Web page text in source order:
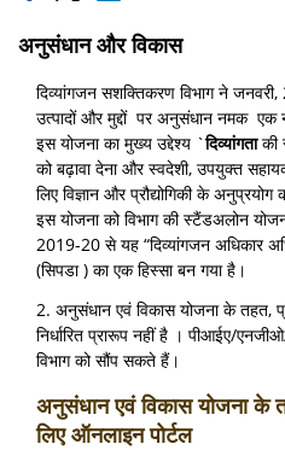
अनुसंधान और विकास
दिव्यांगजन सशक्तिकरण विभाग ने जनवरी,
उत्पादों और मुद्दों पर अनुसंधान नमक एक
इस योजना का मुख्य उद्देश्य `दिव्यांगताकी
को बढ़ावा देना और स्वदेशी, उपयुक्त
लिए विज्ञान और प्रौद्योगिकी के
इस योजना को विभाग की स्टैंडअलोन
2019-20 से यह “दिव्यांगजन अधिकार
(सिपडा ) का एक हिस्सा बन गया है।
2. अनुसंधान एवं विकास योजना के तहत,
निर्धारित प्रारूप नहीं है । पीआईए/
विभाग को सौंप सकते हैं।
अनुसंधान एवं विकास योजना के
लिए ऑनलाइन पोर्टल